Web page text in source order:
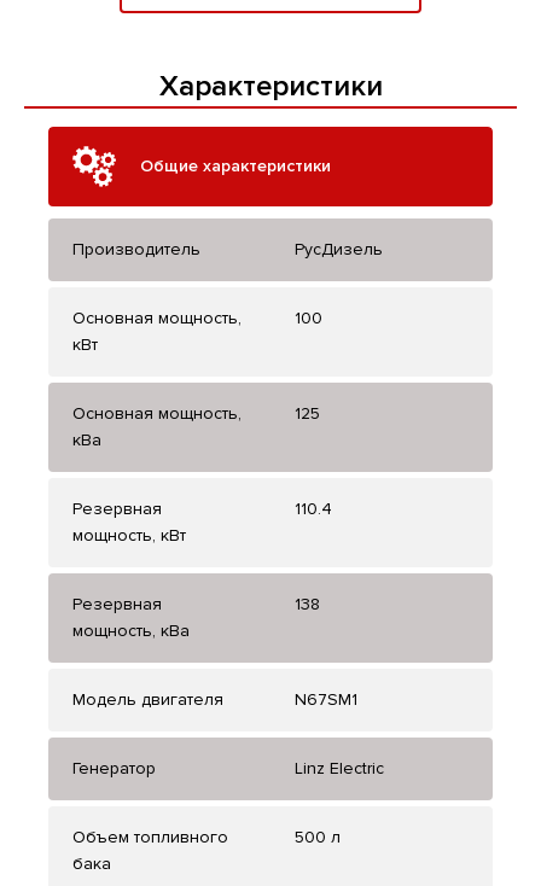
Характеристики
Общие характеристики
Производитель РусДизель
Основная мощность,
кВт
100
Основная мощность,
кВа
125
Резервная
мощность, кВт
110.4
Резервная
мощность, кВа
138
Модель двигателя N67SM1
Генератор Linz Electric
Объем топливного
бака
500 л